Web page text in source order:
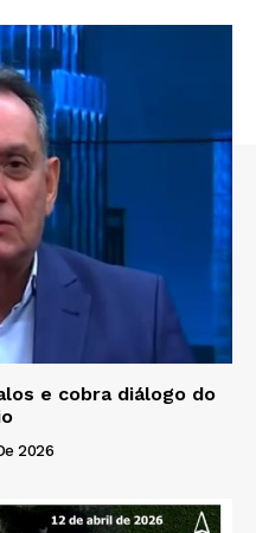
e cobra diálogo do
2026